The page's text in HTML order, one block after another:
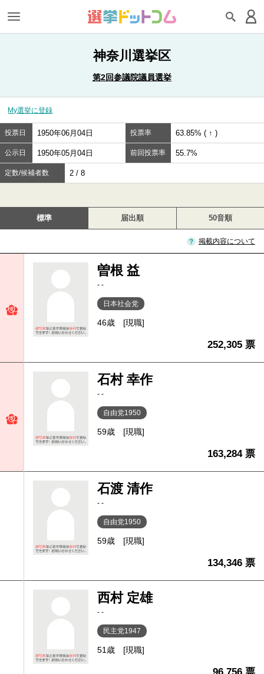
神奈川選挙区
第2回参議院議員選挙
My選挙に登録
投票日 1950年06月04日 投票率 63.85% ( ↑ )
公示日 1950年05月04日 前回投票率 55.7%
定数/候補者数 2 / 8
標準 届出順 50音順
掲載内容について
曽根 益
- -
日本社会党
46歳 [現職]
252,305 票
石村 幸作
- -
自由党1950
59歳 [現職]
163,284 票
石渡 清作
- -
自由党1950
59歳 [現職]
134,346 票
西村 定雄
- -
民主党1947
51歳 [現職]
96,756 票